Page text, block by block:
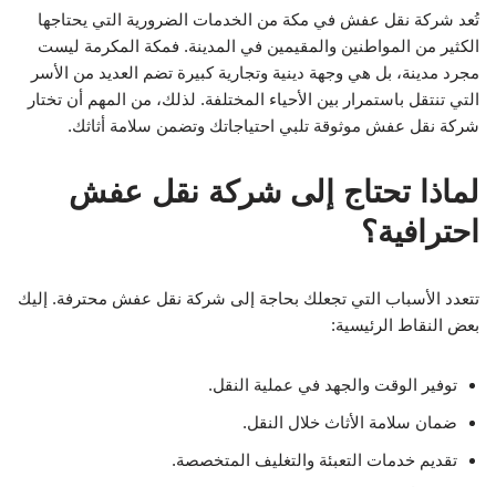
تُعد شركة نقل عفش في مكة من الخدمات الضرورية التي يحتاجها
الكثير من المواطنين والمقيمين في المدينة. فمكة المكرمة ليست
مجرد مدينة، بل هي وجهة دينية وتجارية كبيرة تضم العديد من الأسر
التي تنتقل باستمرار بين الأحياء المختلفة. لذلك، من المهم أن تختار
شركة نقل عفش موثوقة تلبي احتياجاتك وتضمن سلامة أثاثك.
لماذا تحتاج إلى شركة نقل عفش
احترافية؟
تتعدد الأسباب التي تجعلك بحاجة إلى شركة نقل عفش محترفة. إليك
بعض النقاط الرئيسية:
توفير الوقت والجهد في عملية النقل.
ضمان سلامة الأثاث خلال النقل.
تقديم خدمات التعبئة والتغليف المتخصصة.